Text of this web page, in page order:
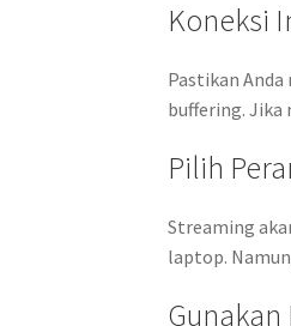
Koneksi
Pastikan
buffering. Jika
Pilih
Streaming
laptop.